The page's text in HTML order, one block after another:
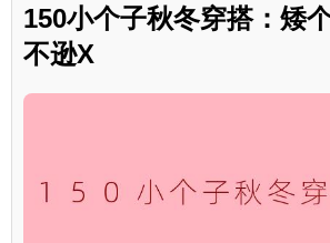
150小个子秋冬穿搭：矮
不逊X